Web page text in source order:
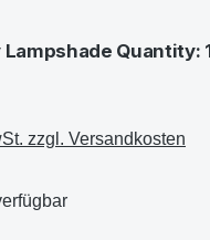
Quantity:
zzgl. Versandkosten